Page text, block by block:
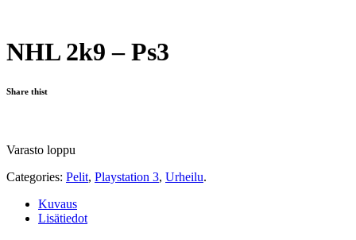
NHL 2k9 – Ps3
Share thist
Varasto loppu
Categories: Pelit, Playstation 3, Urheilu.
Kuvaus
Lisätiedot